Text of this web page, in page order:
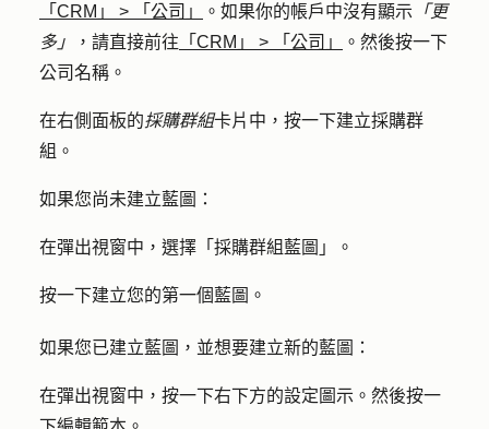
「CRM」
> 「公司」 。如果你的帳戶中沒有顯示 「更
多」
，請直接前往 「CRM」 > 「公司」
。然後按一下
公司名稱 。
在右側面板的採購群組卡片中，按一下建立採購群
組 。
如果您尚未建立藍圖：
在彈出視窗中，選擇「採購群組藍圖 」。
按一下建立您的第一個藍圖 。
如果您已建立藍圖，並想要建立新的藍圖：
在彈出視窗中，按一下右下方的設定 圖示。然後按一